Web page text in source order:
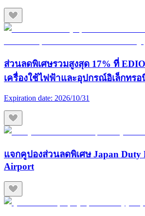
ส่วนลดพิเศษรวมสูงสุด 17% ที่
เครื่องใช้ไฟฟ้าและอุปกรณ์อิเล็กทร
Expiration date: 2026/10/31
แจกคูปองส่วนลดพิเศษ Japan Duty
Airport